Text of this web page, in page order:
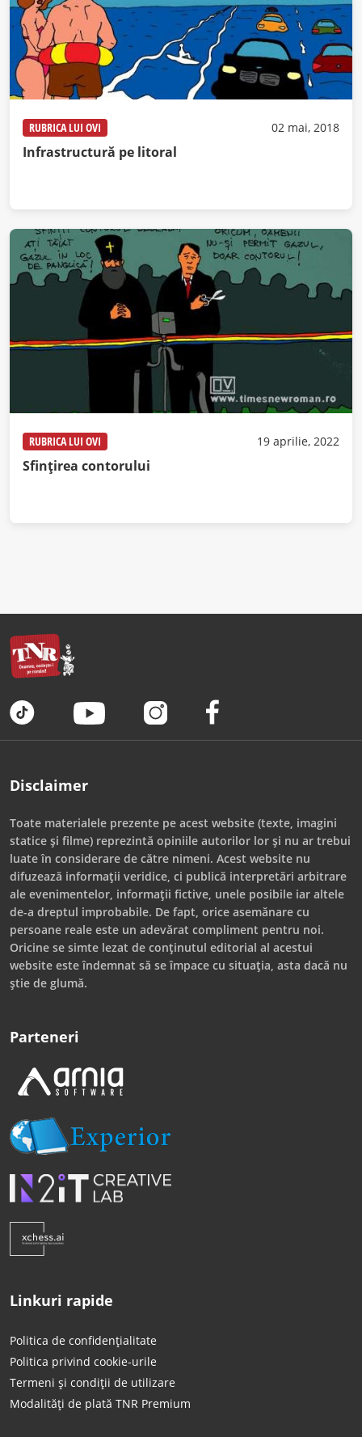
RUBRICA LUI OVI 02 mai, 2018
Infrastructură pe litoral
RUBRICA LUI OVI 19 aprilie, 2022
Sfințirea contorului
Disclaimer
Toate materialele prezente pe acest website (texte, imagini
statice și filme) reprezintă opiniile autorilor lor și nu ar trebui
luate în considerare de către nimeni. Acest website nu
difuzează informații veridice, ci publică interpretări arbitrare
ale evenimentelor, informații fictive, unele posibile iar altele
de-a dreptul improbabile. De fapt, orice asemănare cu
persoane reale este un adevărat compliment pentru noi.
Oricine se simte lezat de conținutul editorial al acestui
website este îndemnat să se împace cu situația, asta dacă nu
știe de glumă.
Parteneri
Linkuri rapide
Politica de confidențialitate
Politica privind cookie-urile
Termeni și condiții de utilizare
Modalități de plată TNR Premium